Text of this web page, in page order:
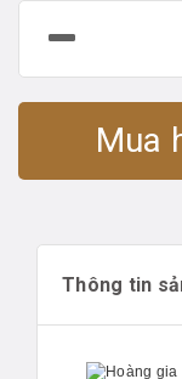
Mua
Thông tin